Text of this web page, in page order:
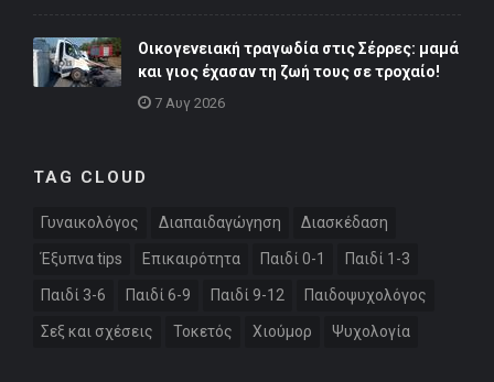
Οικογενειακή τραγωδία στις Σέρρες: μαμά
και γιος έχασαν τη ζωή τους σε τροχαίο!
7 Αυγ 2026
TAG CLOUD
Γυναικολόγος Διαπαιδαγώγηση Διασκέδαση
Έξυπνα tips Επικαιρότητα Παιδί 0-1 Παιδί 1-3
Παιδί 3-6 Παιδί 6-9 Παιδί 9-12 Παιδοψυχολόγος
Σεξ και σχέσεις Τοκετός Χιούμορ Ψυχολογία